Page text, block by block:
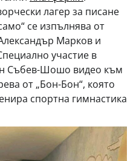
лагер за писане
се изпълнява от
Марков и
участие в
Събев-Шошо видео към
от „Бон-Бон“, която
спортна гимнастика